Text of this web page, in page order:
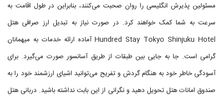
مسئولین پذیرش انگلیسی را روان صحبت می‌کنند، بنابراین در طول اقامت به
سرعت به شما کمک خواهند کرد. در صورت نیاز به تبدیل ارز صرافی هتل
Hundred Stay Tokyo Shinjuku Hotel آماده ارائه خدمات به میهمانان
گرامی است. جا به جایی بین طبقات از طریق آسانسور صورت می‌گیرد. برای
آسودگی خاطر خود به هنگام گردش و تفریح می‌توانید اشیای ارزشمند خود را به
صندوق امانات هتل تحویل دهید و نگرانی از این بابت نداشته باشید. دربانی هتل